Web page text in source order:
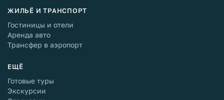
ЖИЛЬЁ И ТРАНСПОРТ
Гостиницы и отели
Аренда авто
Трансфер в аэропорт
ЕЩЁ
Готовые туры
Экскурсии